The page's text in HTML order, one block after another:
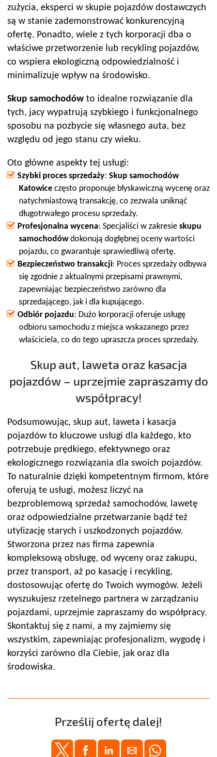
zużycia, eksperci w skupie pojazdów dostawczych
są w stanie zademonstrować konkurencyjną
ofertę. Ponadto, wiele z tych korporacji dba o
właściwe przetworzenie lub recykling pojazdów,
co wspiera ekologiczną odpowiedzialność i
minimalizuje wpływ na środowisko.
Skup samochodów to idealne rozwiązanie dla
tych, jacy wypatrują szybkiego i funkcjonalnego
sposobu na pozbycie się własnego auta, bez
względu od jego stanu czy wieku.
Oto główne aspekty tej usługi:
Szybki proces sprzedaży: Skup samochodów
Katowice często proponuje błyskawiczną wycenę oraz
natychmiastową transakcję, co zezwala uniknąć
długotrwałego procesu sprzedaży.
Profesjonalna wycena: Specjaliści w zakresie skupu
samochodówdokonują dogłębnej oceny wartości
pojazdu, co gwarantuje sprawiedliwą ofertę.
Bezpieczeństwo transakcji: Proces sprzedaży odbywa
się zgodnie z aktualnymi przepisami prawnymi,
zapewniając bezpieczeństwo zarówno dla
sprzedającego, jak i dla kupującego.
Odbiór pojazdu: Dużo korporacji oferuje usługę
odbioru samochodu z miejsca wskazanego przez
właściciela, co do tego upraszcza proces sprzedaży.
Skup aut, laweta oraz kasacja
pojazdów – uprzejmie zapraszamy do
współpracy!
Podsumowując, skup aut, laweta i kasacja
pojazdów to kluczowe usługi dla każdego, kto
potrzebuje prędkiego, efektywnego oraz
ekologicznego rozwiązania dla swoich pojazdów.
To naturalnie dzięki kompetentnym firmom, które
oferują te usługi, możesz liczyć na
bezproblemową sprzedaż samochodów, lawetę
oraz odpowiedzialne przetwarzanie bądź też
utylizację starych i uszkodzonych pojazdów.
Stworzona przez nas firma zapewnia
kompleksową obsługę, od wyceny oraz zakupu,
przez transport, aż po kasację i recykling,
dostosowując ofertę do Twoich wymogów. Jeżeli
wyszukujesz rzetelnego partnera w zarządzaniu
pojazdami, uprzejmie zapraszamy do współpracy.
Skontaktuj się z nami, a my zajmiemy się
wszystkim, zapewniając profesjonalizm, wygodę i
korzyści zarówno dla Ciebie, jak oraz dla
środowiska.
Prześlij ofertę dalej!